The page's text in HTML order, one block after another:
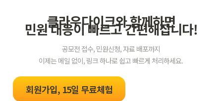
클라우다이크와 함께하면
민원 대응이 빠르고 간편해집니다!
공모전 접수, 민원신청, 자료 배포까지
이제는 메일 없이, 링크 하나로 쉽고 빠르게 처리하세요.
회원가입, 15일 무료체험